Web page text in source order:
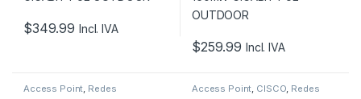
$349.99 Incl. IVA
$259.99 Incl. IVA
Access Point, Redes Access Point, CISCO, Redes